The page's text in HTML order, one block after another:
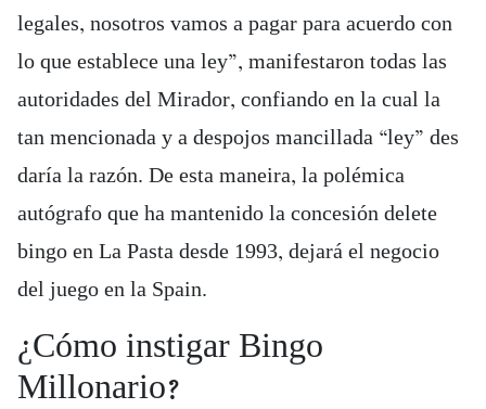
legales, nosotros vamos a pagar para acuerdo con
lo que establece una ley”, manifestaron todas las
autoridades del Mirador, confiando en la cual la
tan mencionada y a despojos mancillada “ley” des
daría la razón. De esta maneira, la polémica
autógrafo que ha mantenido la concesión delete
bingo en La Pasta desde 1993, dejará el negocio
del juego en la Spain.
¿Cómo instigar Bingo
Millonario?